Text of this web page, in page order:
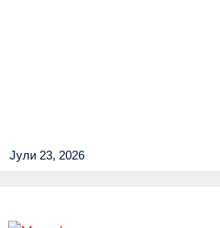
Јули 23, 2026